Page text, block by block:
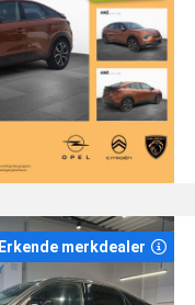
Erkende merkdealer